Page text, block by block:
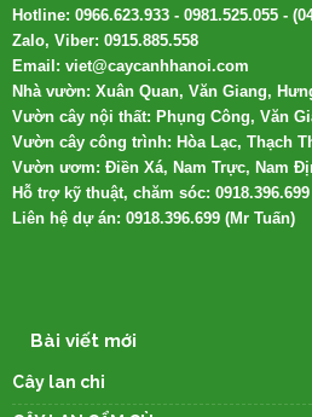
Hotline: 0966.623.933 - 0981.525.055 -
Zalo, Viber: 0915.885.558
Email: viet@caycanhhanoi.com
Nhà vườn: Xuân Quan, Văn Giang,
Vườn cây nội thất: Phụng Công, Văn
Vườn cây công trình: Hòa Lạc, Thạch
Vườn ươm: Điền Xá, Nam Trực, Nam
Hỗ trợ kỹ thuật, chăm sóc: 0918.396.699
Liên hệ dự án: 0918.396.699 (Mr Tuấn)
Bài viết mới
Cây lan chi